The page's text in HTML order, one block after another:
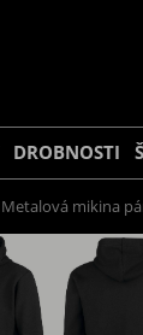
DROBNOSTI
Metalová mikina